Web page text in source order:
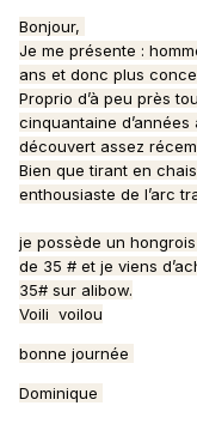
Bonjour,
Je me présente :
ans et donc plus
Proprio d’à peu près
cinquantaine
découvert assez
Bien que tirant en
enthousiaste de l’arc
je possède un
de 35 # et je viens
35# sur alibow.
Voili voilou
bonne journée
Dominique